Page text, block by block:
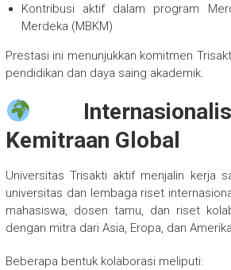
Kontribusi aktif dalam program
Merdeka (MBKM)
Prestasi ini menunjukkan komitmen
pendidikan dan daya saing akademik.
Kemitraan Global
Universitas Trisakti aktif menjalin kerja
universitas dan lembaga riset
mahasiswa, dosen tamu, dan riset
dengan mitra dari Asia, Eropa, dan
Beberapa bentuk kolaborasi meliputi: